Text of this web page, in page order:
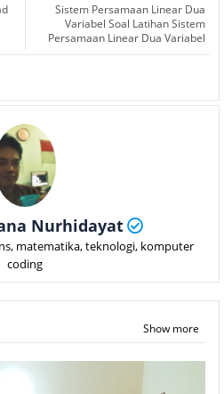
Sistem Persamaan Linear Dua
Variabel Soal Latihan Sistem
Persamaan Linear Dua Variabel
Nurhidayat
matematika, teknologi, komputer
coding
Show more